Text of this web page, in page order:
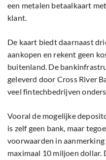
een metalen betaalkaart
klant.
De kaart biedt daarnaast
aankopen en rekent geen
buitenland. De
geleverd door Cross River
veel fintechbedrijven
Vooral de mogelijke
is zelf geen bank, maar
voorwaarden in
maximaal 10 miljoen dollar.